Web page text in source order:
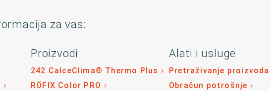
za vas:
Proizvodi
242 CalceClima® Thermo Plus
RÖFIX Color PRO
Alati i usluge
Pretraživanje proizvoda
Obračun potrošnje